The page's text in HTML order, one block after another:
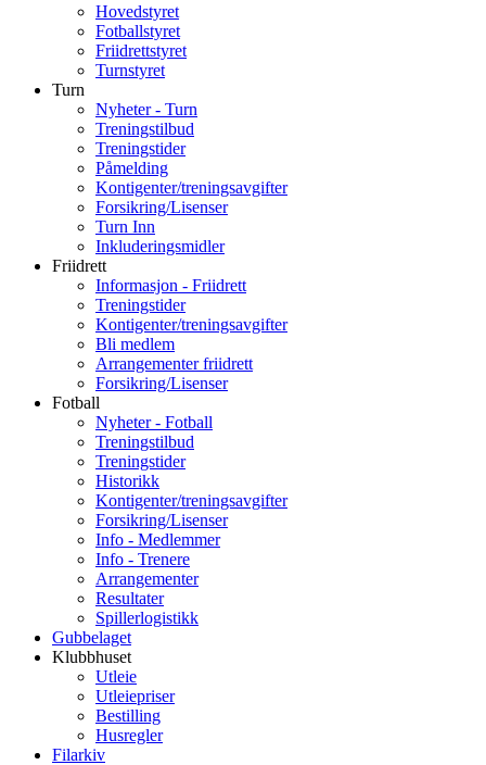
Hovedstyret
Fotballstyret
Friidrettstyret
Turnstyret
Turn
Nyheter - Turn
Treningstilbud
Treningstider
Påmelding
Kontigenter/treningsavgifter
Forsikring/Lisenser
Turn Inn
Inkluderingsmidler
Friidrett
Informasjon - Friidrett
Treningstider
Kontigenter/treningsavgifter
Bli medlem
Arrangementer friidrett
Forsikring/Lisenser
Fotball
Nyheter - Fotball
Treningstilbud
Treningstider
Historikk
Kontigenter/treningsavgifter
Forsikring/Lisenser
Info - Medlemmer
Info - Trenere
Arrangementer
Resultater
Spillerlogistikk
Gubbelaget
Klubbhuset
Utleie
Utleiepriser
Bestilling
Husregler
Filarkiv